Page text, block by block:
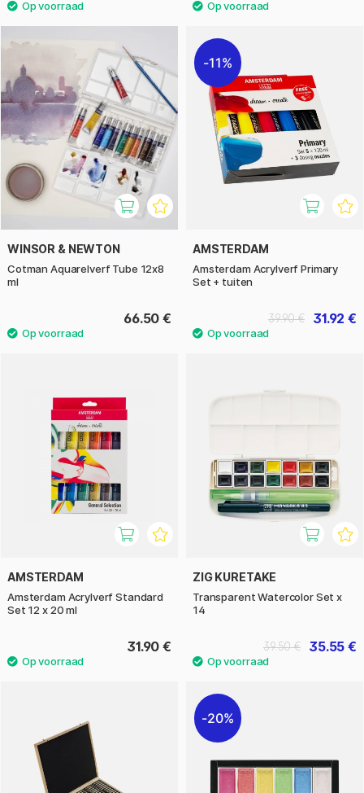
WINSOR & NEWTON
Cotman Aquarelverf Tube 12x8
ml
66.50 €
11%
AMSTERDAM
Amsterdam Acrylverf Primary
Set + tuiten
31.92 €
39.90 €
AMSTERDAM
Amsterdam Acrylverf Standard
Set 12 x 20 ml
31.90 €
ZIG KURETAKE
Transparent Watercolor Set x
14
35.55 €
39.50 €
20%